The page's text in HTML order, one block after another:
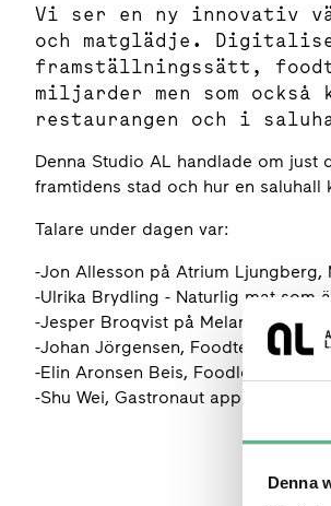
Denna
Vi ser en ny innovativ
och matglädje.
framställningssätt,
miljarder men som
restaurangen och i
Denna Studio AL handlade om
framtidens stad och hur en
Talare under dagen var:
-Jon Allesson på Atrium
-Ulrika Brydling - Naturlig mat som
-Jesper Broqvist på Melanders fisk,
-Johan Jörgensen, Foodtech – en
-Elin Aronsen Beis, Foodloopz ett
-Shu Wei, Gastronaut apputveckling